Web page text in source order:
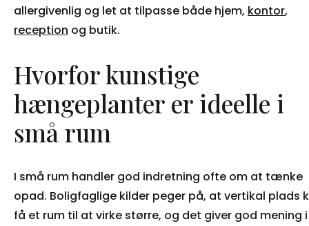
allergivenlig og let at tilpasse både hjem, kontor,
reception og butik.
Hvorfor kunstige
hængeplanter er ideelle i
små rum
I små rum handler god indretning ofte om at tænke
opad. Boligfaglige kilder peger på, at vertikal plads
få et rum til at virke større, og det giver god mening i